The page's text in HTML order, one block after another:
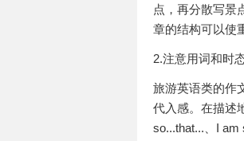
点，再分散写景
章的结构可以使
2.注意用词和时
旅游英语类的作
代入感。在描述
so...that...、I am